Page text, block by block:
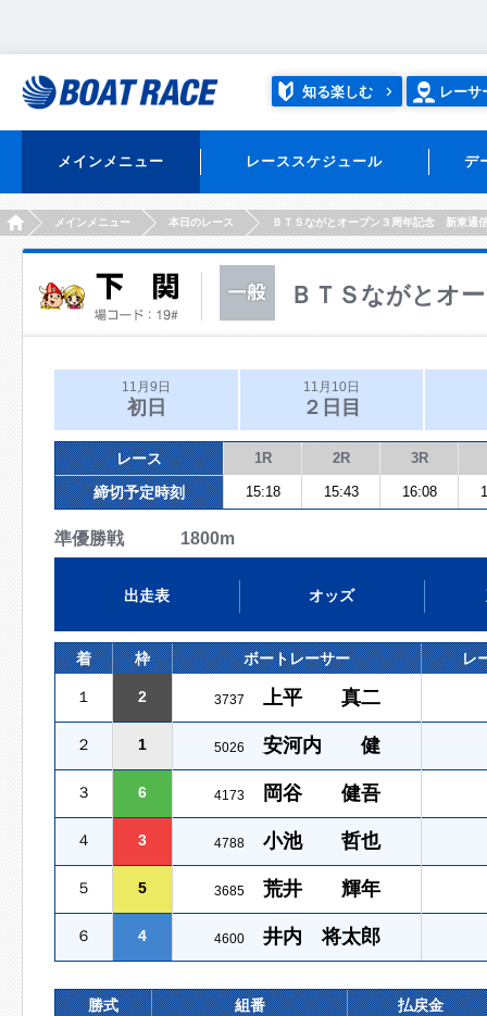
知る楽しむ レーサ
メインメニュー レーススケジュール デ
HOMEメインメニュー 本日のレース ＢＴＳながとオープン３周年記念 新東通
ＢＴＳながとオ
11月9日
初日
11月10日
２日目
レース 1R 2R 3R
締切予定時刻 15:18 15:43 16:08
準優勝戦 1800m
出走表 オッズ
着 枠 ボートレーサー レ
１ 2 3737 上平 真二
２ 1 5026 安河内 健
３ 6 4173 岡谷 健吾
４ 3 4788 小池 哲也
５ 5 3685 荒井 輝年
６ 4 4600 井内 将太郎
勝式 組番 払戻金